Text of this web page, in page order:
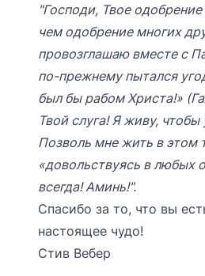
"Господи, Твое
чем одобрение многих
провозглашаю вместе с
по-прежнему пытался
был бы рабом Христа!»
Твой слуга! Я живу, чтобы
Позволь мне жить в этом
«довольствуясь в любых
всегда! Аминь!".
Спасибо за то, что вы
настоящее чудо!
Стив Вебер